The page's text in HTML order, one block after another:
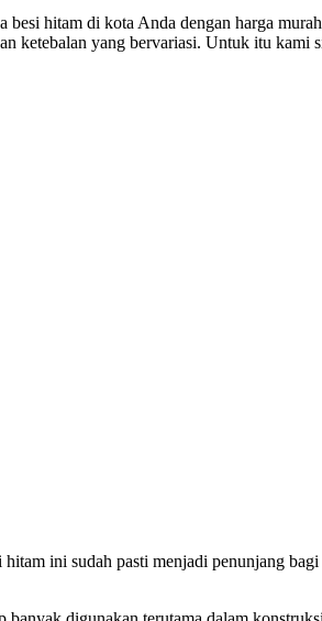
hitam di kota Anda dengan harga
ketebalan yang bervariasi. Untuk itu kami
ini sudah pasti menjadi penunjang bagi